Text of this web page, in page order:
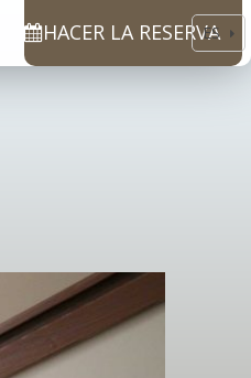
HACER LA RESERVA
ES